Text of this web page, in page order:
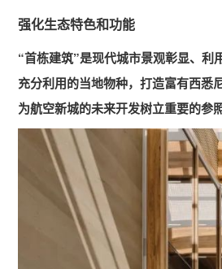
强化生态特色和功能
“首栋建筑”是现代城市景观彰显、
充分利用的当地物种，打造富有西悉
为航空新城的未来开发树立重要的参